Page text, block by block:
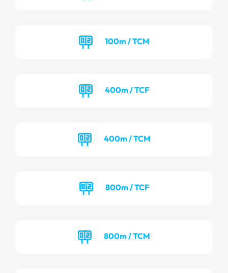
100m / TCM
400m / TCF
400m / TCM
800m / TCF
800m / TCM